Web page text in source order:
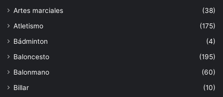
Artes marciales
(38)
Atletismo
(175)
Bádminton
(4)
Baloncesto
(195)
Balonmano
(60)
Billar
(10)